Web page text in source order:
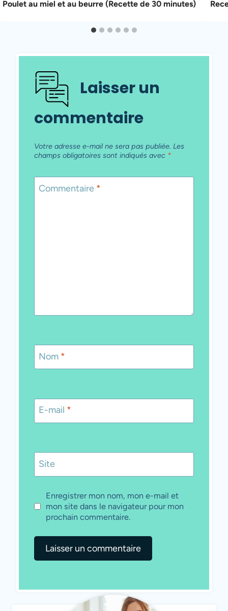
Poulet au miel et au beurre (Recette de 30 minutes)
Laisser un
commentaire
Votre adresse e-mail ne sera pas publiée. Les
champs obligatoires sont indiqués avec *
Commentaire *
Nom *
E-mail *
Site
Enregistrer mon nom, mon e-mail et
mon site dans le navigateur pour mon
prochain commentaire.